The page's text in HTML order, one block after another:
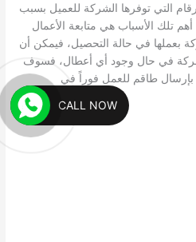
التي توفرها الشركة للعميل بسبب
تلك الأسباب هي متابعة الأعمال
بعملها في حالة التحصيل، فيمكن أن
في حال وجود أي أعطال، فسوف
طاقم للعمل فوراً في
CALL NOW